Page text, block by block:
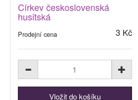
Církev československá
husitská
Prodejní cena 3 Kč